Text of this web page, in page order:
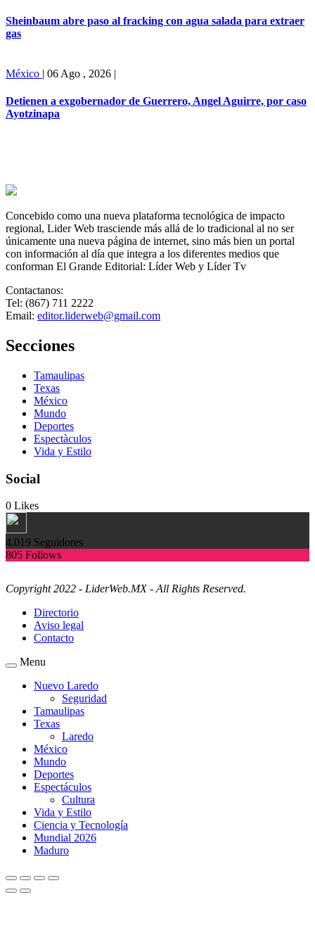
Sheinbaum abre paso al fracking con agua salada para extraer
gas
México | 06 Ago , 2026 |
Detienen a exgobernador de Guerrero, Angel Aguirre, por caso
Ayotzinapa
Concebido como una nueva plataforma tecnológica de impacto
regional, Lider Web trasciende más allá de lo tradicional al no ser
únicamente una nueva página de internet, sino más bien un portal
con información al día que integra a los diferentes medios que
conforman El Grande Editorial: Líder Web y Líder Tv
Contactanos:
Tel: (867) 711 2222
Email: editor.liderweb@gmail.com
Secciones
Tamaulipas
Texas
México
Mundo
Deportes
Espectàculos
Vida y Estilo
Social
0 Likes
4.019 Seguidores
805 Follows
Copyright 2022 - LiderWeb.MX - All Rights Reserved.
Directorio
Aviso legal
Contacto
Menu
Nuevo Laredo
Seguridad
Tamaulipas
Texas
Laredo
México
Mundo
Deportes
Espectáculos
Cultura
Vida y Estilo
Ciencia y Tecnología
Mundial 2026
Maduro